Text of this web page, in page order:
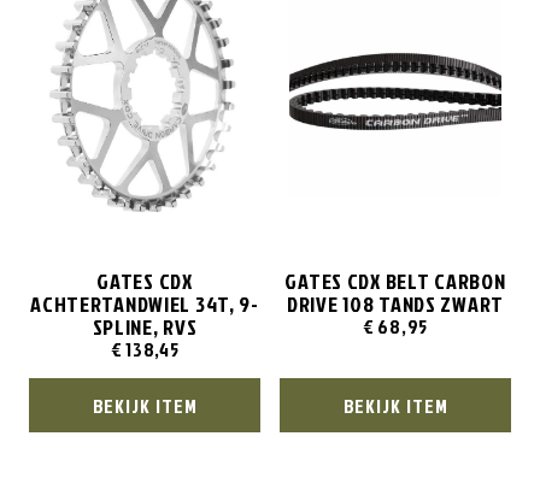
GATES CDX
ACHTERTANDWIEL 34T, 9-
SPLINE, RVS
€138,45
BEKIJK ITEM
GATES CDX BELT CARBON
DRIVE 108 TANDS ZWART
€ 68,95
BEKIJK ITEM